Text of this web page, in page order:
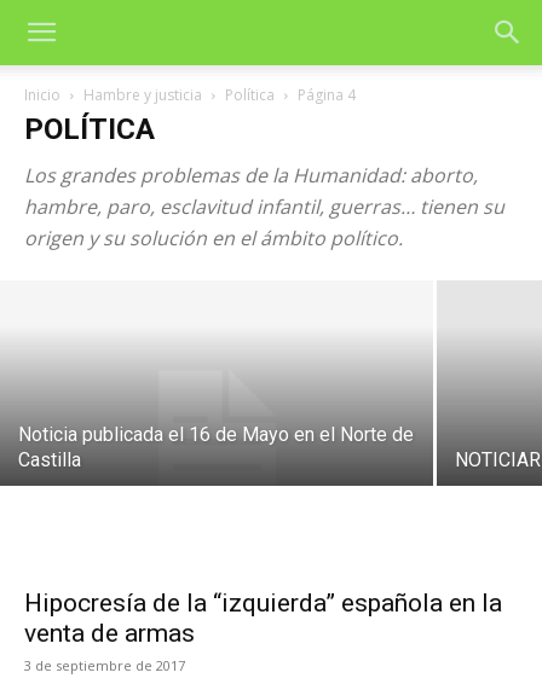
Inicio Hambre y justicia Política Página 4
POLÍTICA
Los grandes problemas de la Humanidad: aborto,
hambre, paro, esclavitud infantil, guerras… tienen su
origen y su solución en el ámbito político.
Las 48 leyes del poder
29 de enero de 2004
Noticia publicada el 16 de Mayo en el Norte de
Castilla
Hipocresía de la “izquierda” española en la
venta de armas
3 de septiembre de 2017